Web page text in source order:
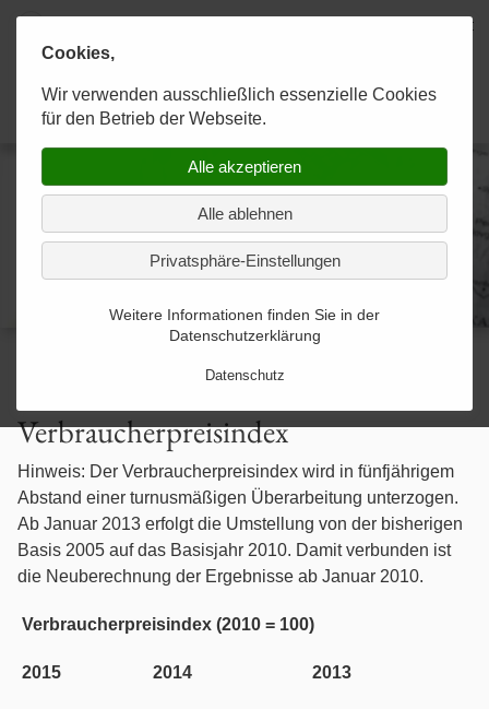
Cookies,
Wir verwenden ausschließlich essenzielle Cookies
für den Betrieb der Webseite.
Alle akzeptieren
Alle ablehnen
Privatsphäre-Einstellungen
Weitere Informationen finden Sie in der
Datenschutzerklärung
Datenschutz
KANZLEI
Strategien zum Erfolg
RECHTSGEBIETE
Allgemeines Zivilrecht
Baurecht
Betäubungsmittelstrafrecht
Erbrecht
Fahrerlaubnis- / Führerscheinrecht
KONTAKT
Kontakt-Formular-gesendet
Karaahmetoğlu & Kollegen
Anwaltskanzlei
Verbraucherpreisindex
Hinweis: Der Verbraucherpreisindex wird in fünfjährigem
Abstand einer turnusmäßigen Überarbeitung unterzogen.
Ab Januar 2013 erfolgt die Umstellung von der bisherigen
Basis 2005 auf das Basisjahr 2010. Damit verbunden ist
die Neuberechnung der Ergebnisse ab Januar 2010.
Verbraucherpreisindex (2010 = 100)
2015 2014 2013